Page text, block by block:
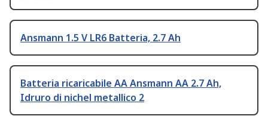
Ansmann 1.5 V LR6 Batteria, 2.7 Ah
Batteria ricaricabile AA Ansmann AA 2.7 Ah,
Idruro di nichel metallico 2